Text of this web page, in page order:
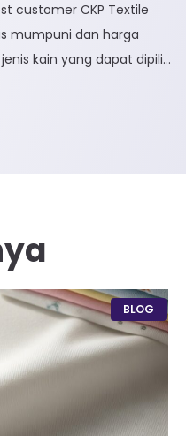
customer CKP Textile
mumpuni dan harga
kain yang dapat dipilih
Softcel juga sering
BLOG